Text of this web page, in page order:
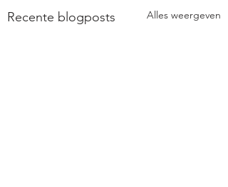
Recente blogposts Alles weergeven